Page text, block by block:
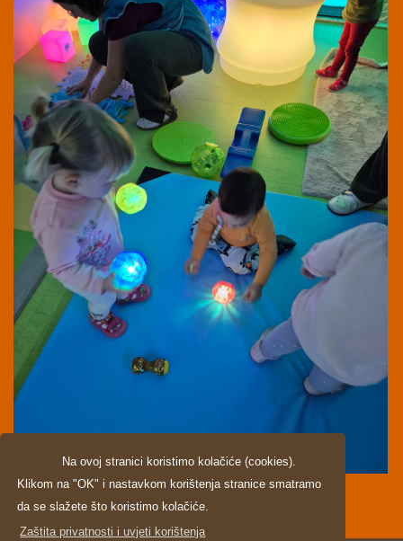
Na ovoj stranici koristimo kolačiće (cookies).
Klikom na "OK" i nastavkom korištenja stranice smatramo
da se slažete što koristimo kolačiće.
Zaštita privatnosti i uvjeti korištenja